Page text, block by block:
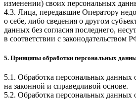
изменении) своих персональных
4.3. Лица, передавшие Оператору
о себе, либо сведения о другом
данных без согласия последнего,
в соответствии с законодательством
5. Принципы обработки персональных
5.1. Обработка персональных данных
на законной и справедливой основе.
5.2. Обработка персональных данных